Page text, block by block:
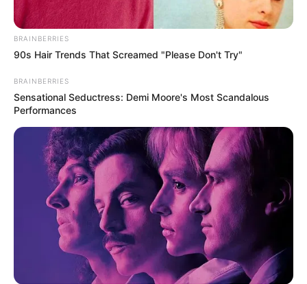
BRAINBERRIES
90s Hair Trends That Screamed "Please Don't Try"
BRAINBERRIES
Sensational Seductress: Demi Moore's Most Scandalous
Performances